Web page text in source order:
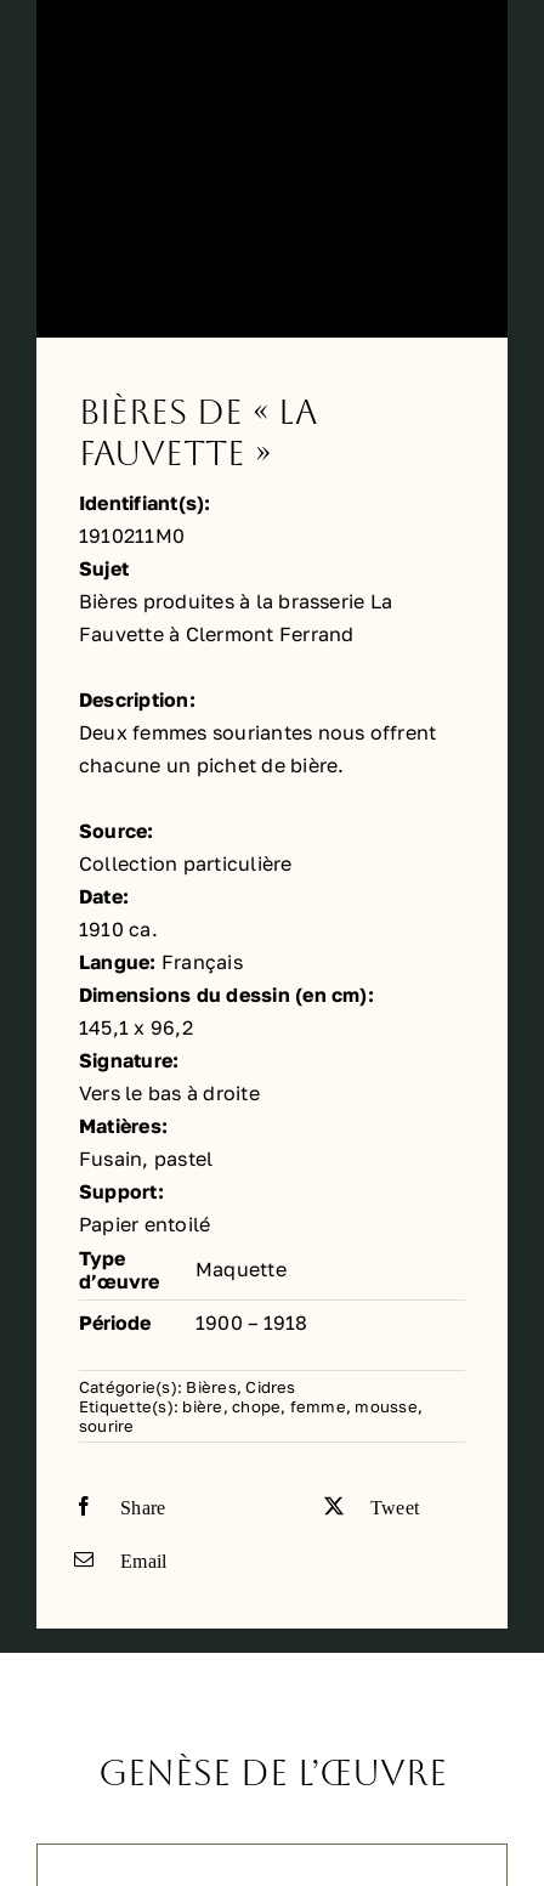
Bières de « La
Fauvette »
Identifiant(s):
1910211M0
Sujet
Bières produites à la brasserie La
Fauvette à Clermont Ferrand
Description:
Deux femmes souriantes nous offrent
chacune un pichet de bière.
Source:
Collection particulière
Date:
1910 ca.
Langue: Français
Dimensions du dessin (en cm):
145,1 x 96,2
Signature:
Vers le bas à droite
Matières:
Fusain, pastel
Support:
Papier entoilé
Type
d’œuvre
Maquette
Période 1900 – 1918
Catégorie(s): Bières, Cidres
Etiquette(s): bière,chope, femme, mousse,
sourire
Share Tweet
Email
Genèse de l’œuvre